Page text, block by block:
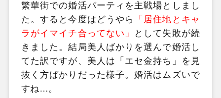
繁華街での婚活パーティを主戦場としまし
た。すると今度はどうやら
「居住地とキャ
ラがイマイチ合ってない」
として失敗が続
きました。結局美人ばかりを選んで婚活し
てた訳ですが、美人は「エセ金持ち」を見
抜く方ばかりだった様子。婚活はムズいで
すね…。